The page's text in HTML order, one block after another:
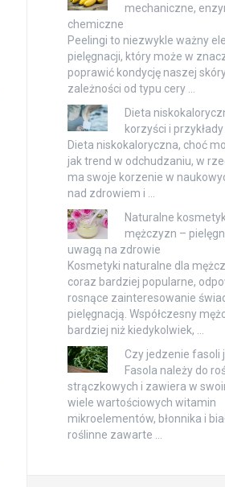
mechaniczne,
chemiczne
Peelingi to niezwykle ważny
pielęgnacji, który może w
poprawić kondycję naszej
zależności od typu cery …
Dieta
korzyści i
Dieta niskokaloryczna, choć
jak trend w odchudzaniu, w
ma swoje korzenie w
nad zdrowiem i …
Naturalne
mężczyzn –
uwagą na zdrowie
Kosmetyki naturalne dla
coraz bardziej popularne,
rosnące zainteresowanie
pielęgnacją. Współczesny
bardziej niż kiedykolwiek, …
Czy jedzenie fasoli
Fasola należy do
strączkowych i zawiera w
wiele wartościowych witamin
mikroelementów, błonnika i
roślinne zawarte …